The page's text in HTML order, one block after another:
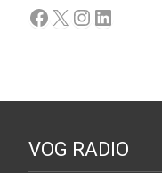
Facebook
X Instagram
LinkedIn
VOG RADIO